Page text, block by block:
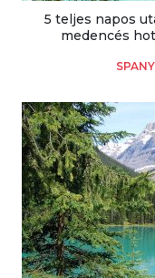
5 teljes napos
medencés